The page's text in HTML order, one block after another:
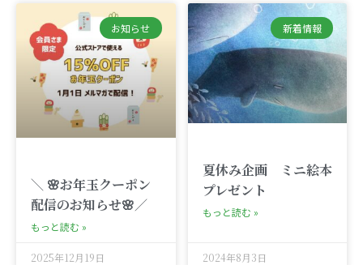
お知らせ
＼ 🌸お年玉クーポン
配信のお知らせ🌸／
もっと読む »
2025年12月19日
新着情報
夏休み企画 ミニ絵本
プレゼント
もっと読む »
2024年8月3日